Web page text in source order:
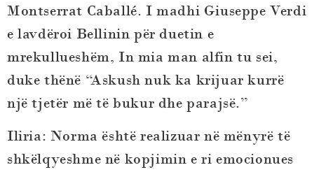
Montserrat Caballé. I madhi Giuseppe Verdi
e lavdëroi Bellinin për duetin e
mrekullueshëm, In mia man alfin tu sei,
duke thënë “Askush nuk ka krijuar kurrë
një tjetër më të bukur dhe parajsë.”
Iliria: Norma është realizuar në mënyrë të
shkëlqyeshme në kopjimin e ri emocionues